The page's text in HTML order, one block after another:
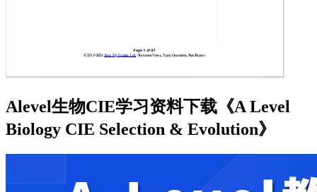
Alevel生物CIE学习资料下载《A Level
Biology CIE Selection & Evolution》